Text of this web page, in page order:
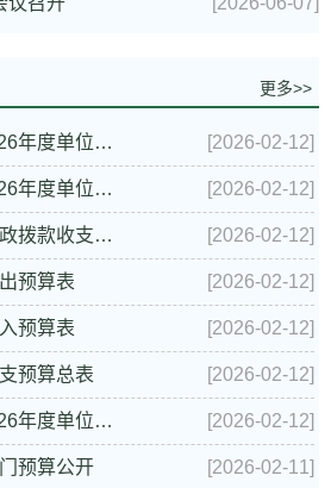
更多>>
湖北大学附属中学2026年度单位预算公开 [2026-02-12]
湖北大学附属小学2026年度单位预算公开 [2026-02-12]
湖北大学2026年度财政拨款收支总表 [2026-02-12]
预算表 [2026-02-12]
预算表 [2026-02-12]
预算总表 [2026-02-12]
湖北大学（本级）2026年度单位预算公开 [2026-02-12]
预算公开 [2026-02-11]